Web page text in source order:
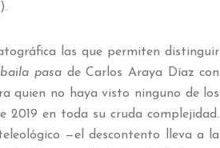
las que permiten distinguir
pasa de Carlos Araya Díaz con
quien no haya visto ninguno de los
en toda su cruda complejidad.
—el descontento lleva a la